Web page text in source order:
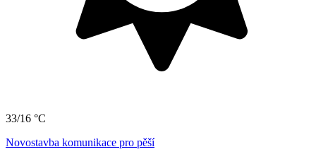
33/16 °C
Novostavba komunikace pro pěší